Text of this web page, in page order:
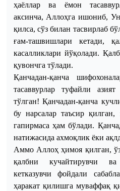
ҳаёллар ва ёмон
аксинча, Аллоҳга ишониб,
қилса, сўз билан тасвирлаб
ғам-ташвишлари кетади,
касалликлари йўқолади.
қувончга тўлади.
Қанчадан-қанча
тасаввурлар туфайли
тўлган! Қанчадан-қанча
бу нарсалар таъсир
гапирмаса ҳам бўлади.
натижасида ахмоқлик ёки
Аммо Аллоҳ ҳимоя қилган,
қалбни кучайтирувчи
кетказувчи фойдали
ҳаракат қилишга муваффақ